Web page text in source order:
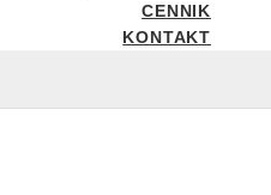
CENNIK
KONTAKT